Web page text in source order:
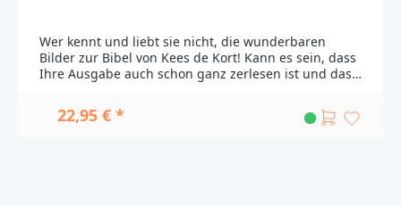
Wer kennt und liebt sie nicht, die wunderbaren
Bilder zur Bibel von Kees de Kort! Kann es sein, dass
Ihre Ausgabe auch schon ganz zerlesen ist und dass
kennen Sie etwa jemanden, der sie noch nicht hat?Es
ist eine einzigartige Erfolgsgeschichte, die seit
22,95 € *